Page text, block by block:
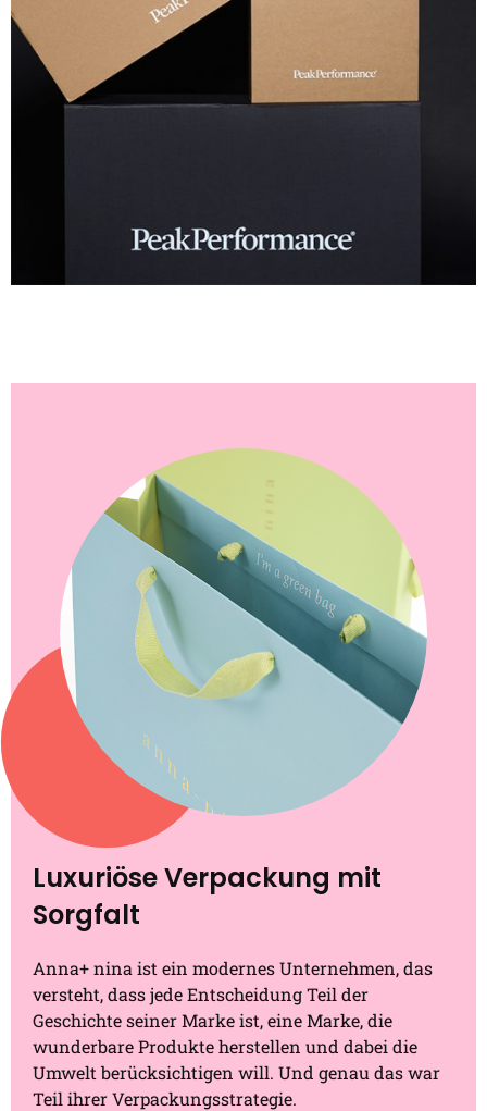
Luxuriöse Verpackung mit
Sorgfalt
Anna+ nina ist ein modernes Unternehmen, das
versteht, dass jede Entscheidung Teil der
Geschichte seiner Marke ist, eine Marke, die
wunderbare Produkte herstellen und dabei die
Umwelt berücksichtigen will. Und genau das war
Teil ihrer Verpackungsstrategie.